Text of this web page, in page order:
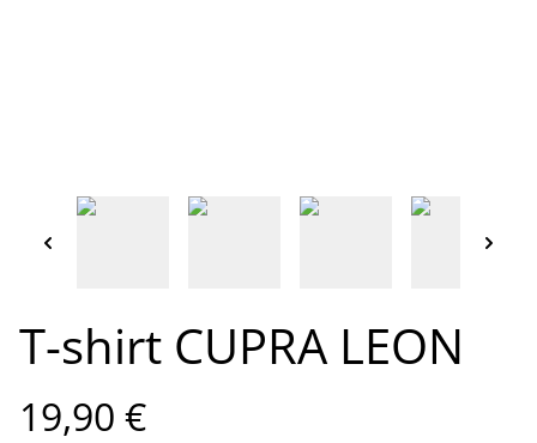
T-shirt CUPRA LEON
19,90 €